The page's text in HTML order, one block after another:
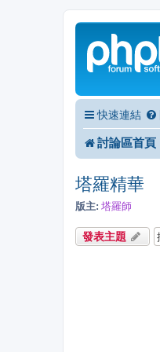
快速連結
討論區首頁
塔羅精華
版主: 塔羅師
發表主題